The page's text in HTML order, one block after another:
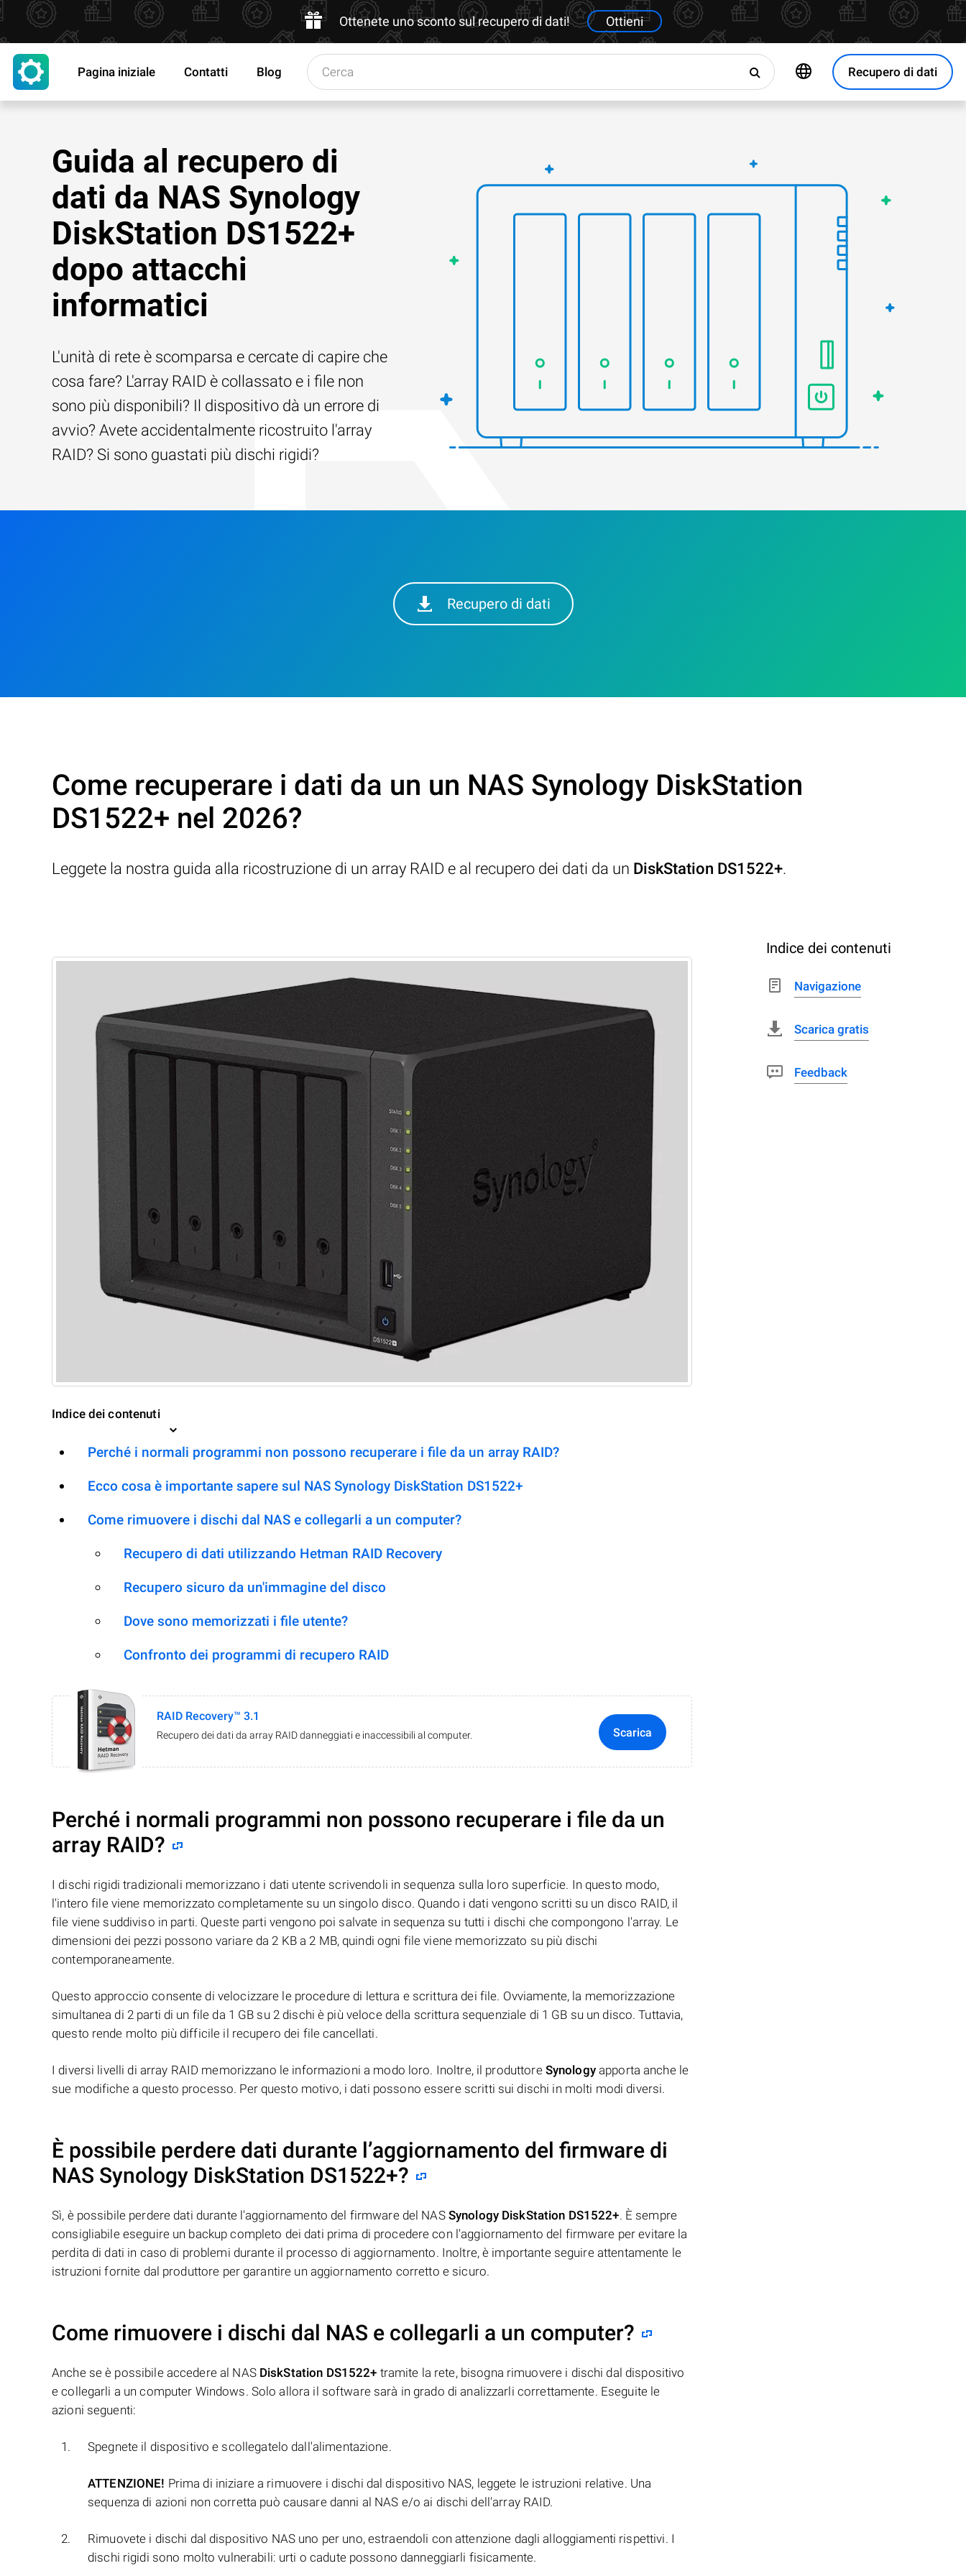
Ottenete uno sconto sul recupero di dati! Ottieni
Recupero di dati
Pagina iniziale Contatti Blog
Guida al recupero di
dati da NAS Synology
DiskStation DS1522+
dopo attacchi
informatici
L'unità di rete è scomparsa e cercate di capire che
cosa fare? L'array RAID è collassato e i file non
sono più disponibili? Il dispositivo dà un errore di
avvio? Avete accidentalmente ricostruito l'array
RAID? Si sono guastati più dischi rigidi?
Recupero di dati
Come recuperare i dati da un un NAS Synology DiskStation
DS1522+ nel 2026?
Leggete la nostra guida alla ricostruzione di un array RAID e al recupero dei dati da un DiskStation DS1522+.
Indice dei contenuti
Perché i normali programmi non possono recuperare i file da un array RAID?
Ecco cosa è importante sapere sul NAS Synology DiskStation DS1522+
Come rimuovere i dischi dal NAS e collegarli a un computer?
Recupero di dati utilizzando Hetman RAID Recovery
Recupero sicuro da un'immagine del disco
Dove sono memorizzati i file utente?
Confronto dei programmi di recupero RAID
RAID Recovery™ 3.1
Recupero dei dati da array RAID danneggiati e inaccessibili al computer. Scarica
Perché i normali programmi non possono recuperare i file da un
array RAID?
I dischi rigidi tradizionali memorizzano i dati utente scrivendoli in sequenza sulla loro superficie. In questo modo,
l'intero file viene memorizzato completamente su un singolo disco. Quando i dati vengono scritti su un disco RAID, il
file viene suddiviso in parti. Queste parti vengono poi salvate in sequenza su tutti i dischi che compongono l'array. Le
dimensioni dei pezzi possono variare da 2 KB a 2 MB, quindi ogni file viene memorizzato su più dischi
contemporaneamente.
Questo approccio consente di velocizzare le procedure di lettura e scrittura dei file. Ovviamente, la memorizzazione
simultanea di 2 parti di un file da 1 GB su 2 dischi è più veloce della scrittura sequenziale di 1 GB su un disco. Tuttavia,
questo rende molto più difficile il recupero dei file cancellati.
I diversi livelli di array RAID memorizzano le informazioni a modo loro. Inoltre, il produttore Synologyapporta anche le
sue modifiche a questo processo. Per questo motivo, i dati possono essere scritti sui dischi in molti modi diversi.
È possibile perdere dati durante l’aggiornamento del firmware di
NAS Synology DiskStation DS1522+?
Sì, è possibile perdere dati durante l'aggiornamento del firmware del NAS Synology DiskStation DS1522+. È sempre
consigliabile eseguire un backup completo dei dati prima di procedere con l'aggiornamento del firmware per evitare la
perdita di dati in caso di problemi durante il processo di aggiornamento. Inoltre, è importante seguire attentamente le
istruzioni fornite dal produttore per garantire un aggiornamento corretto e sicuro.
Come rimuovere i dischi dal NAS e collegarli a un computer?
Anche se è possibile accedere al NAS DiskStation DS1522+ tramite la rete, bisogna rimuovere i dischi dal dispositivo
e collegarli a un computer Windows. Solo allora il software sarà in grado di analizzarli correttamente. Eseguite le
azioni seguenti:
Spegnete il dispositivo e scollegatelo dall'alimentazione.
ATTENZIONE! Prima di iniziare a rimuovere i dischi dal dispositivo NAS, leggete le istruzioni relative. Una
sequenza di azioni non corretta può causare danni al NAS e/o ai dischi dell'array RAID.
Rimuovete i dischi dal dispositivo NAS uno per uno, estraendoli con attenzione dagli alloggiamenti rispettivi. I
dischi rigidi sono molto vulnerabili: urti o cadute possono danneggiarli fisicamente.
Indice dei contenuti
Navigazione
Scarica gratis
Feedback